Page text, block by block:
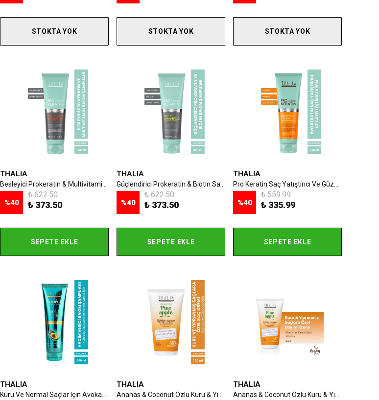
STOKTA YOK STOKTA YOK STOKTA YOK
THALIA
%40
₺ 622.50
₺ 373.50
SEPETE EKLE
THALIA
%40
₺ 622.50
₺ 373.50
SEPETE EKLE
THALIA
%40
₺ 559.99
₺ 335.99
SEPETE EKLE
THALIA THALIA THALIA